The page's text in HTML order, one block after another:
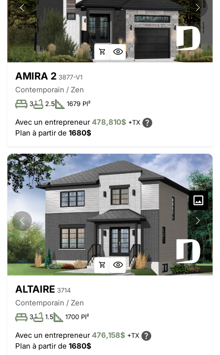
AMIRA 2 3877-V1
Contemporain / Zen
3 2.5 1679 PI²
Avec un entrepreneur478,810$ +TX
Plan à partir de 1680$
ALTAIRE 3714
Contemporain / Zen
3 1.5 1700 PI²
Avec un entrepreneur476,158$ +TX
Plan à partir de 1680$